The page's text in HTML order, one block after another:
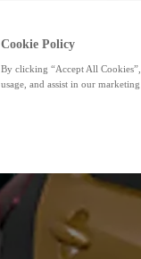
Cookie Policy
By clicking “Accept All
usage, and assist in our